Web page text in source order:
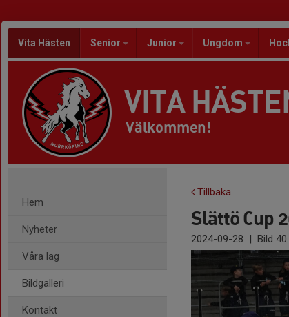
Vita Hästen Senior Junior Ungdom
VITA
Välkommen!
Hem
Nyheter
Våra lag
Bildgalleri
Kontakt
Tillbaka
Slättö Cup
2024-09-28 | Bild 40